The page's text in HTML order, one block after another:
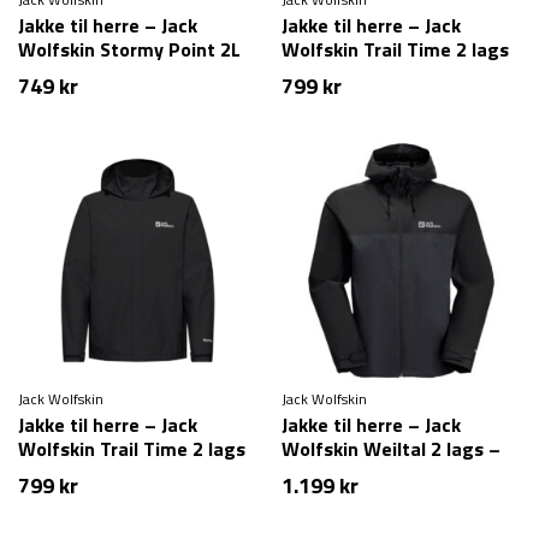
Jakke til herre – Jack
Wolfskin Stormy Point 2L
JKT M – Blå
749kr
Jakke til herre – Jack
Wolfskin Trail Time 2 lags
– Blå
799kr
Jack Wolfskin
Jakke til herre – Jack
Wolfskin Trail Time 2 lags
– Sort
799kr
Jack Wolfskin
Jakke til herre – Jack
Wolfskin Weiltal 2 lags –
Sort
1.199kr